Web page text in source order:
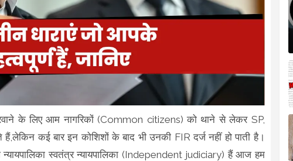
के लिए आम नागरिकों (Common citizens) को थाने से लेकर SP,
कई बार इन कोशिशों के बाद भी उनकी FIR दर्ज नहीं हो पाती है।
न्यायपालिका स्वतंत्र न्यायपालिका (Independent judiciary) हैं आज हम